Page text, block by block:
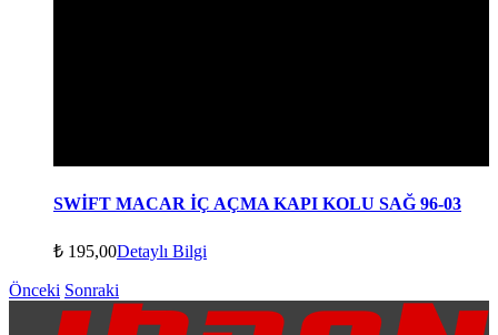
SWİFT MACAR İÇ AÇMA KAPI KOLU SAĞ 96-03
₺ 195,00Detaylı Bilgi
Önceki Sonraki